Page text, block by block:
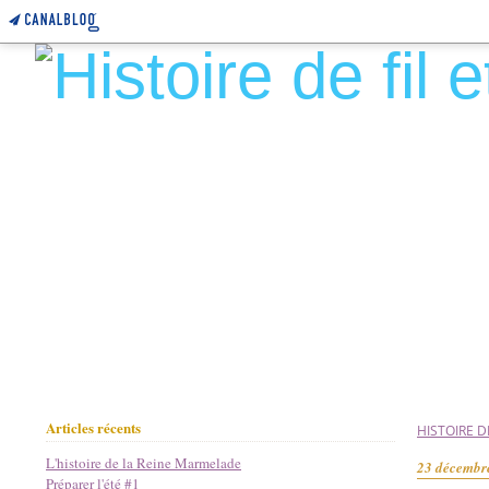
Articles récents
L'histoire de la Reine Marmelade
Préparer l'été #1
HISTOIRE
23